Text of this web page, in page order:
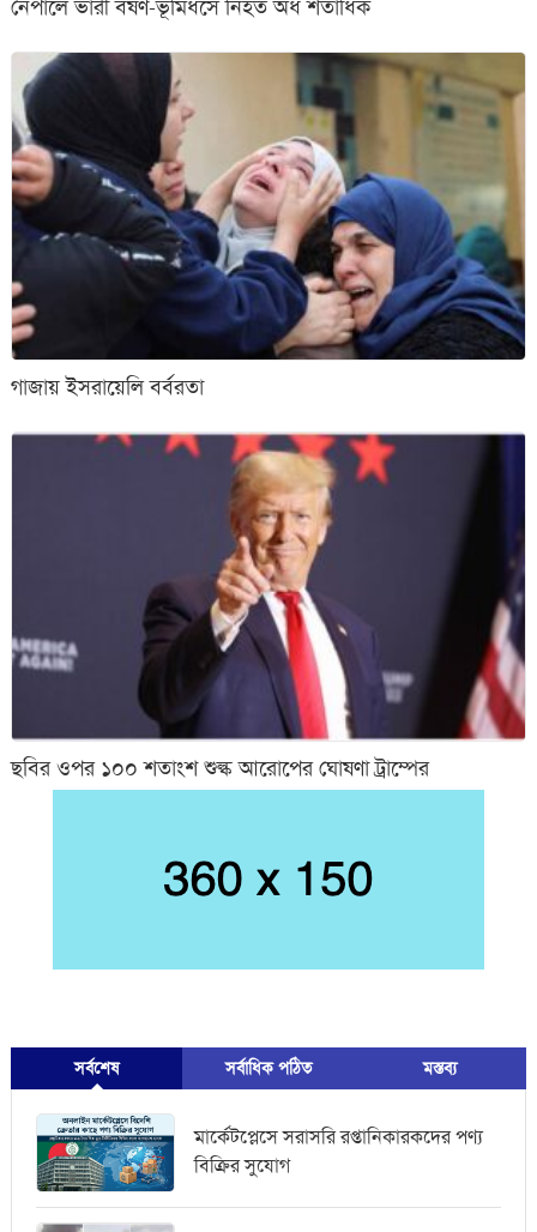
নেপালে ভারী বর্ষণ-ভূমিধসে নিহত অর্ধ শতাধিক
গাজায় ইসরায়েলি বর্বরতা
ছবির ওপর ১০০ শতাংশ শুল্ক আরোপের ঘোষণা ট্রাম্পের
সর্বশেষ সর্বাধিক পঠিত মস্তব্য
মার্কেটপ্লেসে সরাসরি রপ্তানিকারকদের পণ্য
বিক্রির সুযোগ